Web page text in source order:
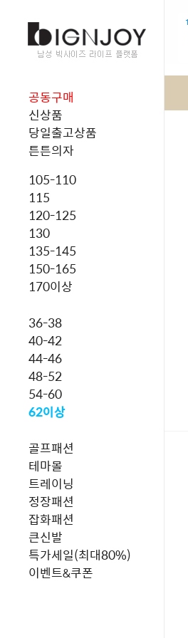
공동구매
신상품
당일출고상품
튼튼의자
105-110
115
120-125
130
135-145
150-165
170이상
36-38
40-42
44-46
48-52
54-60
62이상
골프패션
테마몰
트레이닝
정장패션
잡화패션
큰신발
특가세일(최대80%)
이벤트&쿠폰